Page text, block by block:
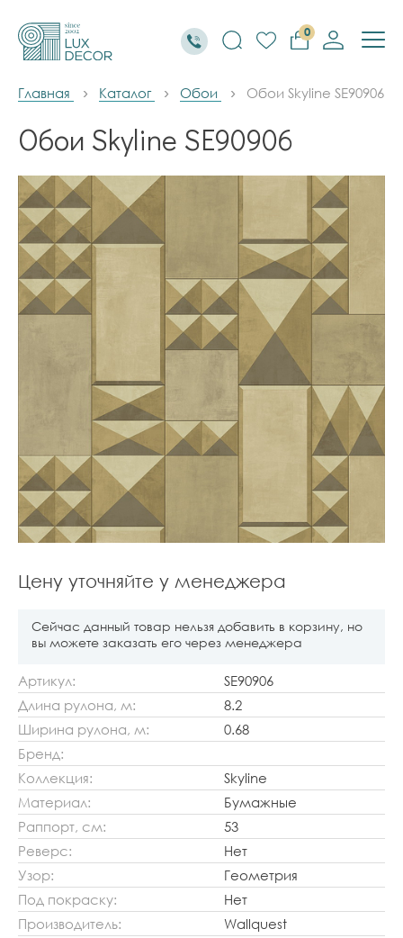
0
Главная Каталог Обои Обои Skyline SE90906
Обои Skyline SE90906
Цену уточняйте у менеджера
Сейчас данный товар нельзя добавить в корзину, но
вы можете заказать его через менеджера
Артикул:
SE90906
Длина рулона, м:
8.2
Ширина рулона, м:
0.68
Бренд:
Коллекция:
Skyline
Материал:
Бумажные
Раппорт, см:
53
Реверс:
Нет
Узор:
Геометрия
Под покраску:
Нет
Производитель:
Wallquest